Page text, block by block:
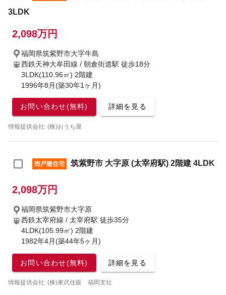
3LDK
2,098万円
福岡県筑紫野市大字牛島
西鉄天神大牟田線 / 朝倉街道駅 徒歩18分
3LDK(110.96㎡) 2階建
1996年8月(築30年1ヶ月)
お問い合わせ(無料) 詳細を見る
情報提供会社: (株)おうち屋
売戸建住宅 筑紫野市 大字原 (太宰府駅) 2階建 4LDK
2,098万円
福岡県筑紫野市大字原
西鉄太宰府線 / 太宰府駅 徒歩35分
4LDK(105.99㎡) 2階建
1982年4月(築44年5ヶ月)
お問い合わせ(無料) 詳細を見る
情報提供会社: (株)東武住販 福岡支社